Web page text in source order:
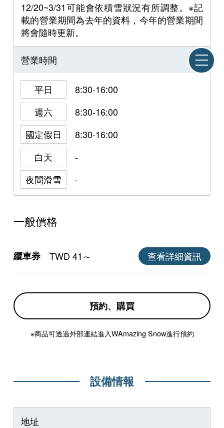
12/20~3/31可能會依積雪狀況有所調整。※記
載的營業期間為去年的資料，今年的營業期間
將會隨時更新。
營業時間
平日
8:30-16:00
週六
8:30-16:00
國定假日
8:30-16:00
白天
-
夜間滑雪
-
一般價格
纜車券 TWD 41～ 查看詳細資訊
預約、購買
※商品可透過外部連結進入WAmazing Snow進行預約
設備情報
地址